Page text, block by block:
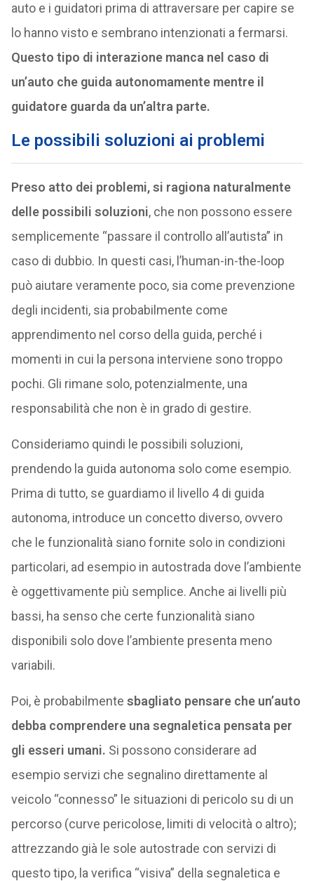
auto e i guidatori prima di attraversare per capire se
lo hanno visto e sembrano intenzionati a fermarsi.
Questo tipo di interazione manca nel caso di
un’auto che guida autonomamente mentre il
guidatore guarda da un’altra parte.
Le possibili soluzioni ai problemi
Preso atto dei problemi, si ragiona naturalmente
delle possibili soluzioni, che non possono essere
semplicemente “passare il controllo all’autista” in
caso di dubbio. In questi casi, l’human-in-the-loop
può aiutare veramente poco, sia come prevenzione
degli incidenti, sia probabilmente come
apprendimento nel corso della guida, perché i
momenti in cui la persona interviene sono troppo
pochi. Gli rimane solo, potenzialmente, una
responsabilità che non è in grado di gestire.
Consideriamo quindi le possibili soluzioni,
prendendo la guida autonoma solo come esempio.
Prima di tutto, se guardiamo il livello 4 di guida
autonoma, introduce un concetto diverso, ovvero
che le funzionalità siano fornite solo in condizioni
particolari, ad esempio in autostrada dove l’ambiente
è oggettivamente più semplice. Anche ai livelli più
bassi, ha senso che certe funzionalità siano
disponibili solo dove l’ambiente presenta meno
variabili.
Poi, è probabilmente sbagliato pensare che un’auto
debba comprendere una segnaletica pensata per
gli esseri umani. Si possono considerare ad
esempio servizi che segnalino direttamente al
veicolo “connesso” le situazioni di pericolo su di un
percorso (curve pericolose, limiti di velocità o altro);
attrezzando già le sole autostrade con servizi di
questo tipo, la verifica “visiva” della segnaletica e